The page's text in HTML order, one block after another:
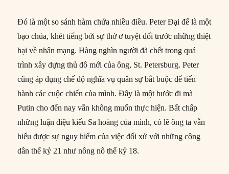
Đó là một so sánh hàm chứa nhiều điều. Peter Đại đế là một
bạo chúa, khét tiếng bởi sự thờ ơ tuyệt đối trước những thiệt
hại về nhân mạng. Hàng nghìn người đã chết trong quá
trình xây dựng thủ đô mới của ông, St. Petersburg. Peter
cũng áp dụng chế độ nghĩa vụ quân sự bắt buộc để tiến
hành các cuộc chiến của mình. Đây là một bước đi mà
Putin cho đến nay vẫn không muốn thực hiện. Bất chấp
những luận điệu kiểu Sa hoàng của mình, có lẽ ông ta vẫn
hiểu được sự nguy hiểm của việc đối xử với những công
dân thế kỷ 21 như nông nô thế kỷ 18.